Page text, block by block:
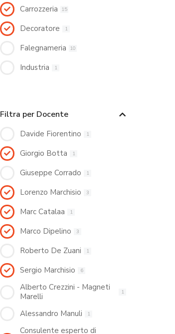
Carrozzeria 15
Decoratore 1
Falegnameria 10
Industria 1
Filtra per Docente
Davide Fiorentino 1
Giorgio Botta 1
Giuseppe Corrado 1
Lorenzo Marchisio 3
Marc Catalaa 1
Marco Dipelino 3
Roberto De Zuani 1
Sergio Marchisio 6
Alberto Crezzini - Magneti
Marelli
1
Alessandro Manuli 1
Consulente esperto di